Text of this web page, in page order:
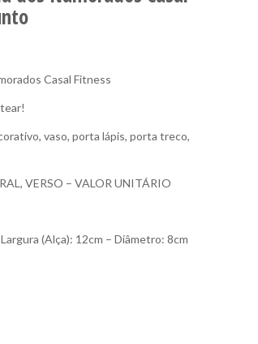
Casal Fitness
vaso, porta lápis, porta treco,
VERSO – VALOR UNITÁRIO
(Alça): 12cm – Diâmetro: 8cm